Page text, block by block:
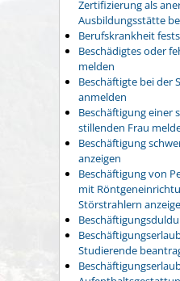
Zertifizierung als
Ausbildungsstätte
Berufskrankheit
Beschädigtes oder
melden
Beschäftigte bei der
anmelden
Beschäftigung einer
stillenden Frau
Beschäftigung
anzeigen
Beschäftigung von
mit
Störstrahlern
Studierende